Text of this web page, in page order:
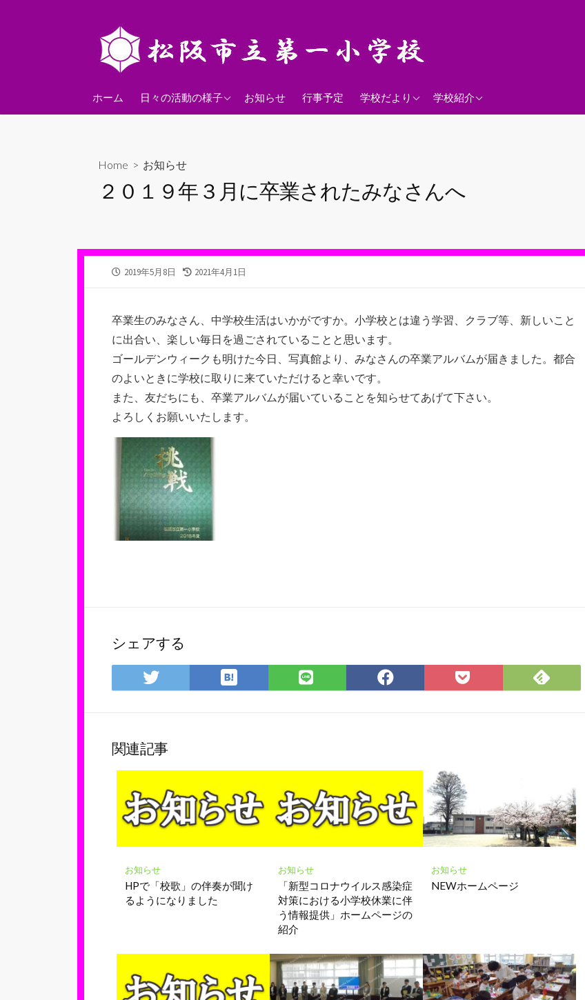
ス
ホーム 日々の活動の様子
2026年度
お知らせ 行事予定 学校だより
2026年度 学校紹介
学校経営方針
児童数
Home > お知らせ
２０１９年３月に卒業されたみなさんへ
公
2019年5月8日
最
日
2021年4月1日
卒業生のみなさん、中学校生活はいかがですか。小学校とは違う学習、クラブ等、新しいこと
に出合い、楽しい毎日を過ごされていることと思います。
ゴールデンウィークも明けた今日、写真館より、みなさんの卒業アルバムが届きました。都合
のよいときに学校に取りに来ていただけると幸いです。
また、友だちにも、卒業アルバムが届いていることを知らせてあげて下さい。
よろしくお願いいたします。
シェアする
Twitter
で
ア
は
て
マ
ー
ク
に
保
LINE
で
Facebook
で
Pocket
に
Feedly
で
関連記事
お知らせ
HPで「校歌」の伴奏が聞け
るようになりました
お知らせ
「新型コロナウイルス感染症
対策における小学校休業に伴
う情報提供」ホームページの
紹介
お知らせ
NEWホームページ